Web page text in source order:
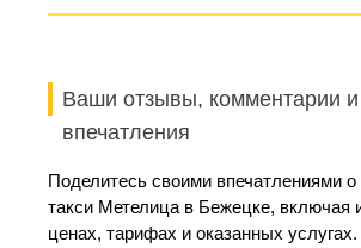
Ваши отзывы, комментарии и
впечатления
Поделитесь своими впечатлениями о
такси Метелица в Бежецке,
ценах, тарифах и оказанных